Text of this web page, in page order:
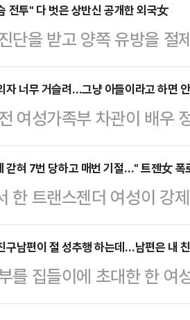
는 신분을 숨긴 채 프랑스
현지시간) 영국 더타임스
이자 로조바(21)는 해당
름도 사용하며 생활 중인
렉산드로브나 크리보노
학과를 20…
전투" 다 벗은 상반신 공개한 외국女
단을 받고 양쪽 유방을 절
.최근 영국 더 미러 등 외
(34)는 2020년 11월 아
것을 느꼈다.병원을 찾은
프절까지 퍼진 상태였다
국 선택적 양측 유방절제
병으로 지친 상황에서도
…
자 너무 거슬려…그냥 아들이라고 하면
여성가족부 차관이 배우
는 것에 대해 불편한 기색
통해 "혼외자라고 부르지
우의 비혼 득남에 대한
다"면서 "정상가족의 틀
다들 이야기하는데 나까
만 그는 "그런데 정우성
서 좀 그…
갇혀 7번 당하고 매번 기절…" 트젠女 폭
한 트랜스젠더 여성이 강
한 소송에서 승소해 배상
르면 중국 허베이성 창
강제로 전기충격 요법을
)의 손해배상금 지급을
구남편이 절 성추행 하는데…남편은 내
를 집들이에 초대한 한 여
는 사건이 발생했다.11